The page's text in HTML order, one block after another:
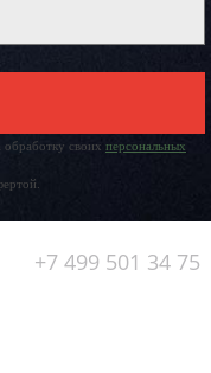
своих персональных
+7 499 501 34 75